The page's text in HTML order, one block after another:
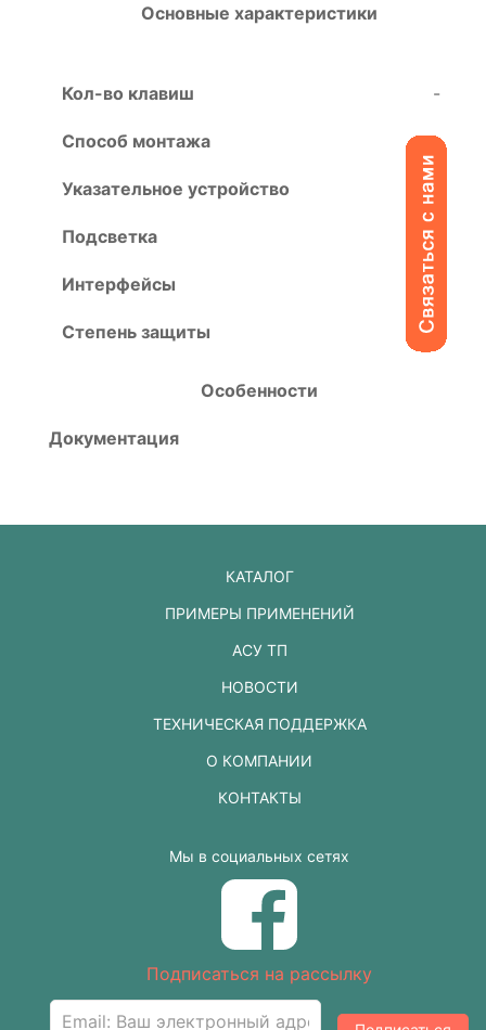
Основные характеристики
Кол-во клавиш -
Способ монтажа -
Указательное устройство -
Подсветка -
Интерфейсы -
Степень защиты -
Особенности
Документация
КАТАЛОГ
ПРИМЕРЫ ПРИМЕНЕНИЙ
АСУ ТП
НОВОСТИ
ТЕХНИЧЕСКАЯ ПОДДЕРЖКА
О КОМПАНИИ
КОНТАКТЫ
Мы в социальных сетях
Подписаться на рассылку